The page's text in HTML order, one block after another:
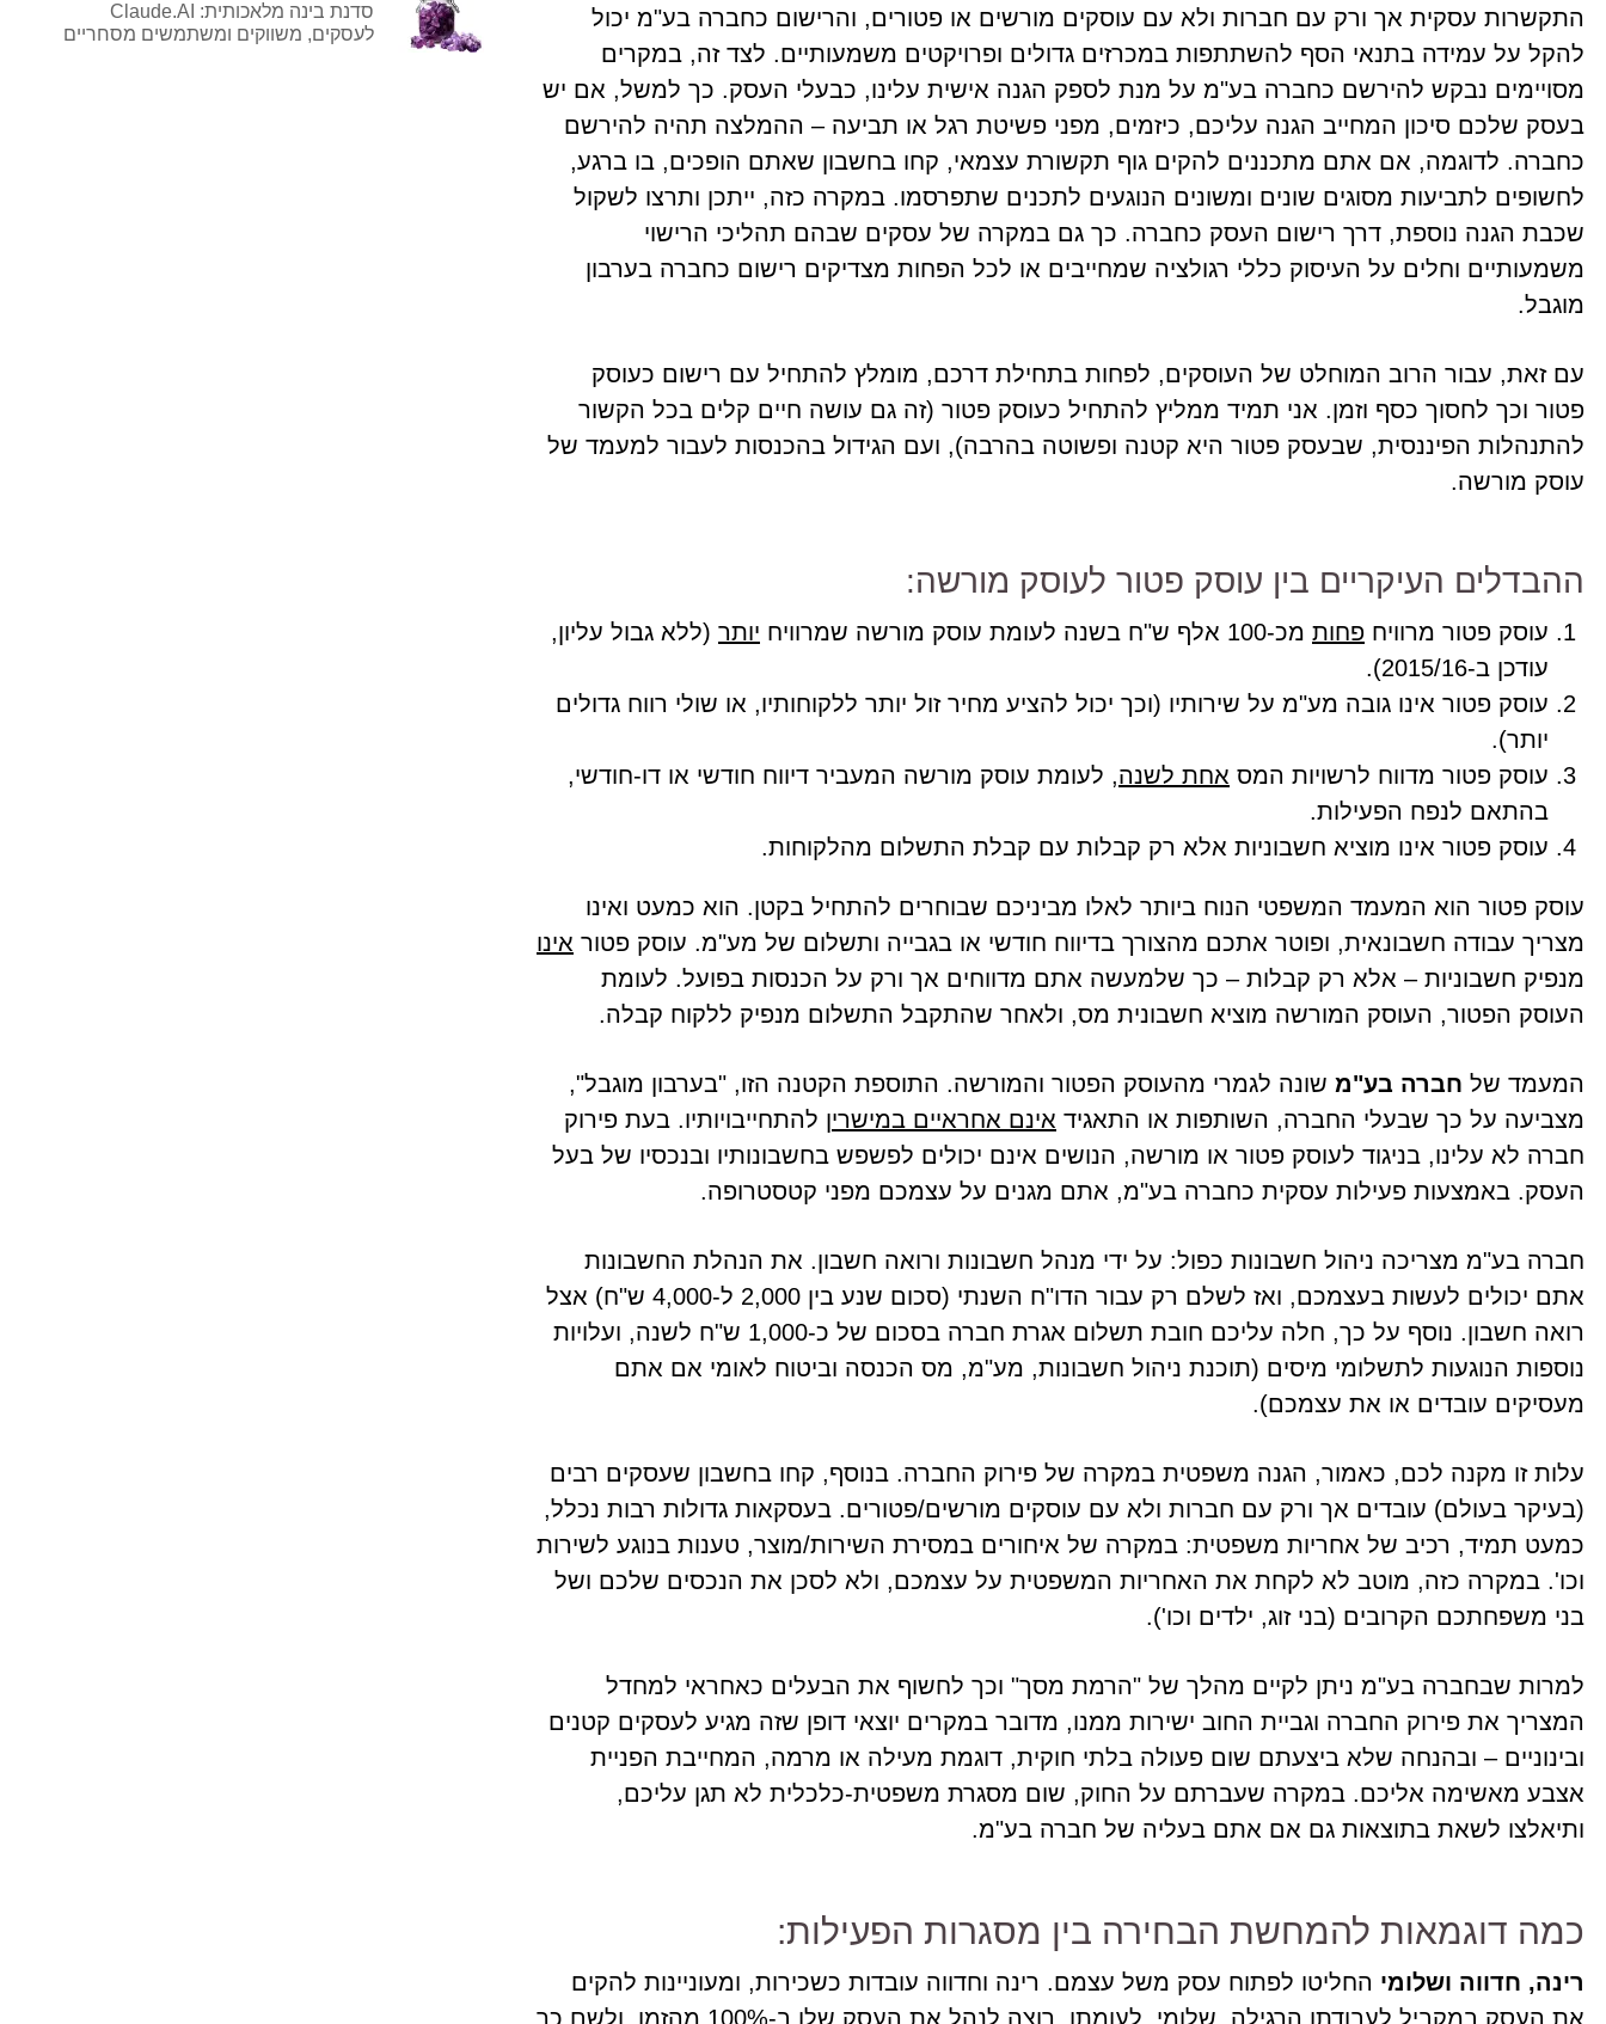
התקשרות עסקית אך ורק עם חברות ולא עם עוסקים מורשים או פטורים, והרישום כחברה בע"מ יכול
להקל על עמידה בתנאי הסף להשתתפות במכרזים גדולים ופרויקטים משמעותיים. לצד זה, במקרים
מסויימים נבקש להירשם כחברה בע"מ על מנת לספק הגנה אישית עלינו, כבעלי העסק. כך למשל, אם יש
בעסק שלכם סיכון המחייב הגנה עליכם, כיזמים, מפני פשיטת רגל או תביעה – ההמלצה תהיה להירשם
כחברה. לדוגמה, אם אתם מתכננים להקים גוף תקשורת עצמאי, קחו בחשבון שאתם הופכים, בו ברגע,
לחשופים לתביעות מסוגים שונים ומשונים הנוגעים לתכנים שתפרסמו. במקרה כזה, ייתכן ותרצו לשקול
שכבת הגנה נוספת, דרך רישום העסק כחברה. כך גם במקרה של עסקים שבהם תהליכי הרישוי
משמעותיים וחלים על העיסוק כללי רגולציה שמחייבים או לכל הפחות מצדיקים רישום כחברה בערבון
מוגבל.
עם זאת, עבור הרוב המוחלט של העוסקים, לפחות בתחילת דרכם, מומלץ להתחיל עם רישום כעוסק
פטור וכך לחסוך כסף וזמן. אני תמיד ממליץ להתחיל כעוסק פטור (זה גם עושה חיים קלים בכל הקשור
להתנהלות הפיננסית, שבעסק פטור היא קטנה ופשוטה בהרבה), ועם הגידול בהכנסות לעבור למעמד של
עוסק מורשה.
ההבדלים העיקריים בין עוסק פטור לעוסק מורשה:
עוסק פטור מרוויח פחות מכ-100 אלף ש"ח בשנה לעומת עוסק מורשה שמרוויח יותר (ללא גבול עליון,
עודכן ב-2015/16).
עוסק פטור אינו גובה מע"מ על שירותיו (וכך יכול להציע מחיר זול יותר ללקוחותיו, או שולי רווח גדולים
יותר).
עוסק פטור מדווח לרשויות המס אחת לשנה, לעומת עוסק מורשה המעביר דיווח חודשי או דו-חודשי,
בהתאם לנפח הפעילות.
עוסק פטור אינו מוציא חשבוניות אלא רק קבלות עם קבלת התשלום מהלקוחות.
עוסק פטור הוא המעמד המשפטי הנוח ביותר לאלו מביניכם שבוחרים להתחיל בקטן. הוא כמעט ואינו
מצריך עבודה חשבונאית, ופוטר אתכם מהצורך בדיווח חודשי או בגבייה ותשלום של מע"מ. עוסק פטור אינו
מנפיק חשבוניות – אלא רק קבלות – כך שלמעשה אתם מדווחים אך ורק על הכנסות בפועל. לעומת
העוסק הפטור, העוסק המורשה מוציא חשבונית מס, ולאחר שהתקבל התשלום מנפיק ללקוח קבלה.
המעמד של חברה בע"מ שונה לגמרי מהעוסק הפטור והמורשה. התוספת הקטנה הזו, "בערבון מוגבל",
מצביעה על כך שבעלי החברה, השותפות או התאגיד אינם אחראיים במישרין להתחייבויותיו. בעת פירוק
חברה לא עלינו, בניגוד לעוסק פטור או מורשה, הנושים אינם יכולים לפשפש בחשבונותיו ובנכסיו של בעל
העסק. באמצעות פעילות עסקית כחברה בע"מ, אתם מגנים על עצמכם מפני קטסטרופה.
חברה בע"מ מצריכה ניהול חשבונות כפול: על ידי מנהל חשבונות ורואה חשבון. את הנהלת החשבונות
אתם יכולים לעשות בעצמכם, ואז לשלם רק עבור הדו"ח השנתי (סכום שנע בין 2,000 ל-4,000 ש"ח) אצל
רואה חשבון. נוסף על כך, חלה עליכם חובת תשלום אגרת חברה בסכום של כ-1,000 ש"ח לשנה, ועלויות
נוספות הנוגעות לתשלומי מיסים (תוכנת ניהול חשבונות, מע"מ, מס הכנסה וביטוח לאומי אם אתם
מעסיקים עובדים או את עצמכם).
עלות זו מקנה לכם, כאמור, הגנה משפטית במקרה של פירוק החברה. בנוסף, קחו בחשבון שעסקים רבים
(בעיקר בעולם) עובדים אך ורק עם חברות ולא עם עוסקים מורשים/פטורים. בעסקאות גדולות רבות נכלל,
כמעט תמיד, רכיב של אחריות משפטית: במקרה של איחורים במסירת השירות/מוצר, טענות בנוגע לשירות
וכו'. במקרה כזה, מוטב לא לקחת את האחריות המשפטית על עצמכם, ולא לסכן את הנכסים שלכם ושל
בני משפחתכם הקרובים (בני זוג, ילדים וכו').
למרות שבחברה בע"מ ניתן לקיים מהלך של "הרמת מסך" וכך לחשוף את הבעלים כאחראי למחדל
המצריך את פירוק החברה וגביית החוב ישירות ממנו, מדובר במקרים יוצאי דופן שזה מגיע לעסקים קטנים
ובינוניים – ובהנחה שלא ביצעתם שום פעולה בלתי חוקית, דוגמת מעילה או מרמה, המחייבת הפניית
אצבע מאשימה אליכם. במקרה שעברתם על החוק, שום מסגרת משפטית-כלכלית לא תגן עליכם,
ותיאלצו לשאת בתוצאות גם אם אתם בעליה של חברה בע"מ.
כמה דוגמאות להמחשת הבחירה בין מסגרות הפעילות:
רינה, חדווה ושלומי החליטו לפתוח עסק משל עצמם. רינה וחדווה עובדות כשכירות, ומעוניינות להקים
את העסק במקביל לעבודתן הרגילה. שלומי, לעומתן, רוצה לנהל את העסק שלו ב-100% מהזמן, ולשם כך
לפרטים נוספים
סדנת בינה מלאכותית: Claude.AI
לעסקים, משווקים ומשתמשים מסחריים